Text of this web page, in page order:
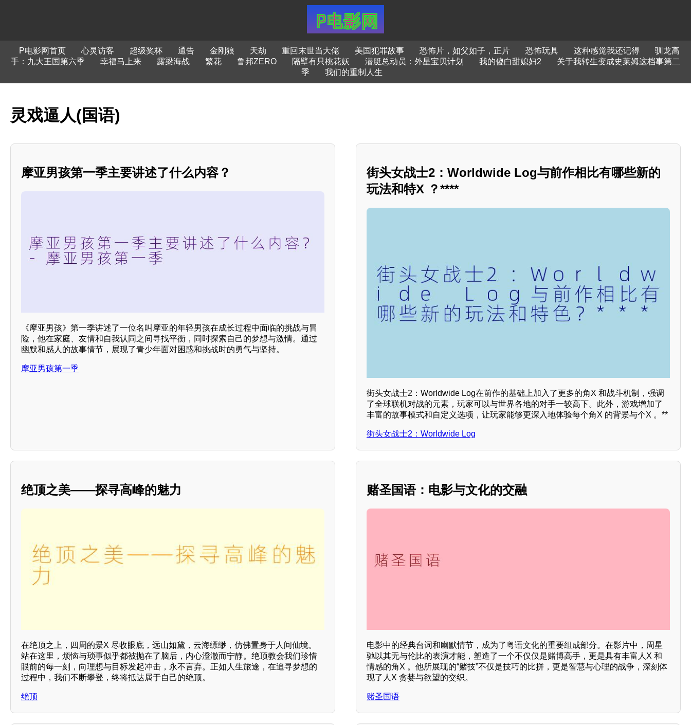
P电影网首页 心灵访客 超级奖杯 通告 金刚狼 天劫 重回末世当大佬 美国犯罪故事 恐怖片，如父如子，正片 恐怖玩具 这种感觉我还记得
驯龙高
手：九大王国第六季
幸福马上来 露梁海战 繁花 鲁邦ZERO 隔壁有只桃花妖 潜艇总动员：外星宝贝计划 我的傻白甜媳妇2
关于我转生变成史莱姆这档事第二
季
我们的重制人生
灵戏逼人(国语)
摩亚男孩第一季主要讲述了什么内容？
《摩亚男孩》第一季讲述了一位名叫摩亚的年轻男孩在成长过程中面临的挑战与冒
险，他在家庭、友情和自我认同之间寻找平衡，同时探索自己的梦想与激情。通过
幽默和感人的故事情节，展现了青少年面对困惑和挑战时的勇气与坚持。
摩亚男孩第一季
街头女战士2：Worldwide Log与前作相比有哪些新的
玩法和特X ？****
街头女战士2：Worldwide Log在前作的基础上加入了更多的角X 和战斗机制，强调
了全球联机对战的元素，玩家可以与世界各地的对手一较高下。此外，游戏增加了
丰富的故事模式和自定义选项，让玩家能够更深入地体验每个角X 的背景与个X 。**
街头女战士2：Worldwide Log
绝顶之美——探寻高峰的魅力
在绝顶之上，四周的景X 尽收眼底，远山如黛，云海缥缈，仿佛置身于人间仙境。
站在这里，烦恼与琐事似乎都被抛在了脑后，内心澄澈而宁静。绝顶教会我们珍惜
眼前的每一刻，向理想与目标发起冲击，永不言弃。正如人生旅途，在追寻梦想的
过程中，我们不断攀登，终将抵达属于自己的绝顶。
绝顶
赌圣国语：电影与文化的交融
电影中的经典台词和幽默情节，成为了粤语文化的重要组成部分。在影片中，周星
驰以其无与伦比的表演才能，塑造了一个不仅仅是赌博高手，更是具有丰富人X 和
情感的角X 。他所展现的“赌技”不仅是技巧的比拼，更是智慧与心理的战争，深刻体
现了人X 贪婪与欲望的交织。
赌圣国语